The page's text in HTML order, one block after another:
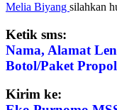
Melia Biyang silahkan
Ketik sms:
Nama, Alamat
Botol/Paket
Kirim ke: